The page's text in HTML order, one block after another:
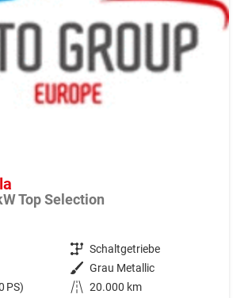
Top Selection
Getriebe Schaltgetriebe
Außenfarbe Grau Metallic
PS) Kilometerstand 20.000 km